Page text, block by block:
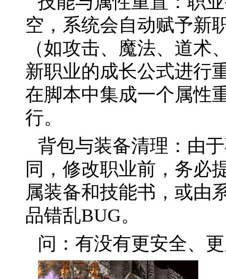
空，系统会自动赋予新
（如攻击、魔法、道
新职业的成长公式进行
在脚本中集成一个属性
行。
背包与装备清理：由
同，修改职业前，务必
属装备和技能书，或由
品错乱BUG。
问：有没有更安全、